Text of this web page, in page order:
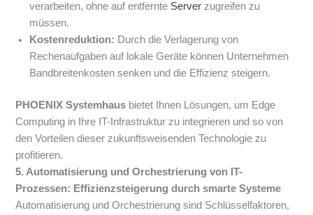
verarbeiten, ohne auf entfernte Server zugreifen zu
müssen.
Kostenreduktion: Durch die Verlagerung von
Rechenaufgaben auf lokale Geräte können Unternehmen
Bandbreitenkosten senken und die Effizienz steigern.
PHOENIX Systemhaus bietet Ihnen Lösungen, um Edge
Computing in Ihre IT-Infrastruktur zu integrieren und so von
den Vorteilen dieser zukunftsweisenden Technologie zu
profitieren.
5. Automatisierung und Orchestrierung von IT-
Prozessen: Effizienzsteigerung durch smarte Systeme
Automatisierung und Orchestrierung sind Schlüsselfaktoren,